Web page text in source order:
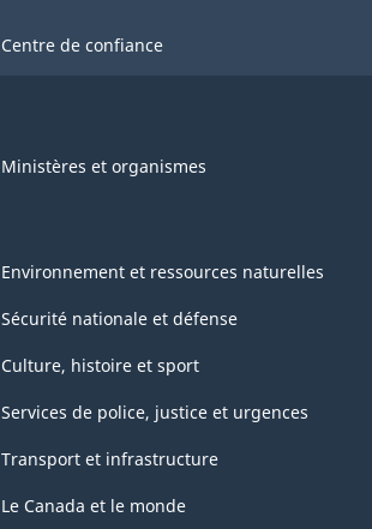
Centre de confiance
Ministères et organismes
Environnement et ressources naturelles
Sécurité nationale et défense
Culture, histoire et sport
Services de police, justice et urgences
Transport et infrastructure
Le Canada et le monde